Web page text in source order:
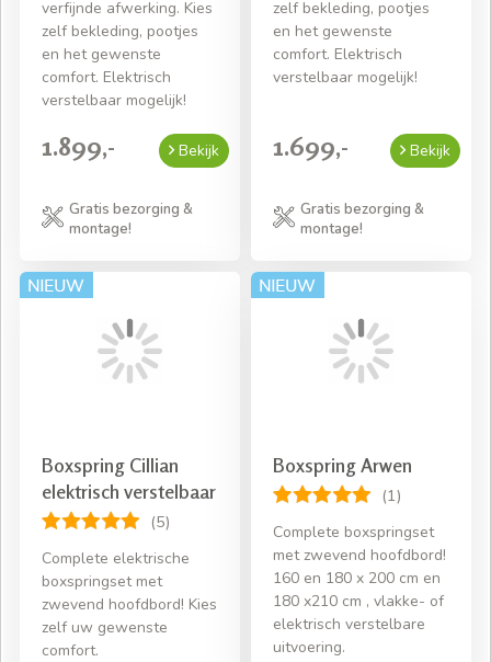
verfijnde afwerking. Kies
zelf bekleding, pootjes
en het gewenste
comfort. Elektrisch
verstelbaar mogelijk!
1.899,- Bekijk
Gratis bezorging &
montage!
zelf bekleding, pootjes
en het gewenste
comfort. Elektrisch
verstelbaar mogelijk!
1.699,- Bekijk
Gratis bezorging &
montage!
Boxspring Cillian
elektrisch verstelbaar
(5)
Complete elektrische
boxspringset met
zwevend hoofdbord! Kies
zelf uw gewenste
comfort.
Boxspring Arwen
(1)
Complete boxspringset
met zwevend hoofdbord!
160 en 180 x 200 cm en
180 x210 cm , vlakke- of
elektrisch verstelbare
uitvoering.